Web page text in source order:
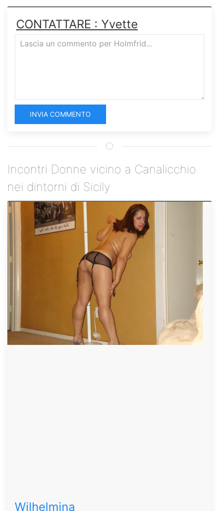
CONTATTARE : Yvette
INVIA COMMENTO
Incontri Donne vicino a Canalicchio
nei dintorni di Sicily
Wilhelmina